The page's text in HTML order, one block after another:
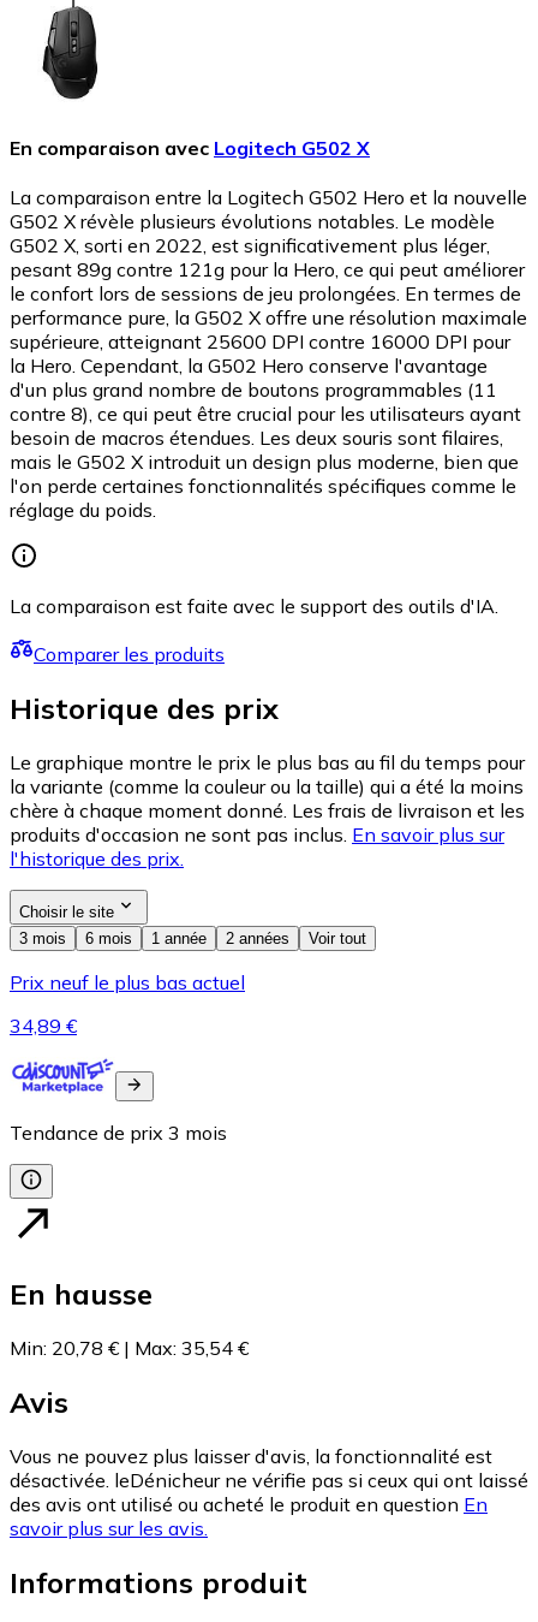
En comparaison avec Logitech G502 X
La comparaison entre la Logitech G502 Hero et la nouvelle
G502 X révèle plusieurs évolutions notables. Le modèle
G502 X, sorti en 2022, est significativement plus léger,
pesant 89g contre 121g pour la Hero, ce qui peut améliorer
le confort lors de sessions de jeu prolongées. En termes de
performance pure, la G502 X offre une résolution maximale
supérieure, atteignant 25600 DPI contre 16000 DPI pour
la Hero. Cependant, la G502 Hero conserve l'avantage
d'un plus grand nombre de boutons programmables (11
contre 8), ce qui peut être crucial pour les utilisateurs ayant
besoin de macros étendues. Les deux souris sont filaires,
mais le G502 X introduit un design plus moderne, bien que
l'on perde certaines fonctionnalités spécifiques comme le
réglage du poids.
La comparaison est faite avec le support des outils d'IA.
Comparer les produits
Historique des prix
Le graphique montre le prix le plus bas au fil du temps pour
la variante (comme la couleur ou la taille) qui a été la moins
chère à chaque moment donné. Les frais de livraison et les
produits d'occasion ne sont pas inclus. En savoir plus sur
l'historique des prix.
Choisir le site
3 mois
6 mois 1 année 2 années Voir tout
Prix neuf le plus bas actuel
34,89 €
Tendance de prix 3 mois
En hausse
Min: 20,78 € | Max: 35,54 €
Avis
Vous ne pouvez plus laisser d'avis, la fonctionnalité est
désactivée. leDénicheur ne vérifie pas si ceux qui ont laissé
des avis ont utilisé ou acheté le produit en question En
savoir plus sur les avis.
Informations produit